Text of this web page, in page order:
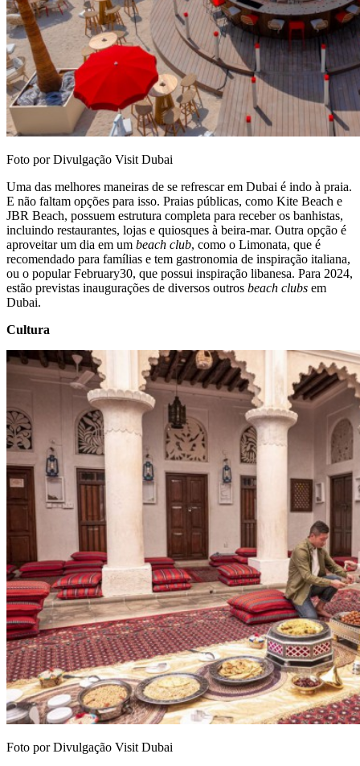
Foto por Divulgação Visit Dubai
Uma das melhores maneiras de se refrescar em Dubai é indo à praia.
E não faltam opções para isso. Praias públicas, como Kite Beach e
JBR Beach, possuem estrutura completa para receber os banhistas,
incluindo restaurantes, lojas e quiosques à beira-mar. Outra opção é
aproveitar um dia em um beach club, como o Limonata, que é
recomendado para famílias e tem gastronomia de inspiração italiana,
ou o popular February30, que possui inspiração libanesa. Para 2024,
estão previstas inaugurações de diversos outros beach clubs em
Dubai.
Cultura
Foto por Divulgação Visit Dubai